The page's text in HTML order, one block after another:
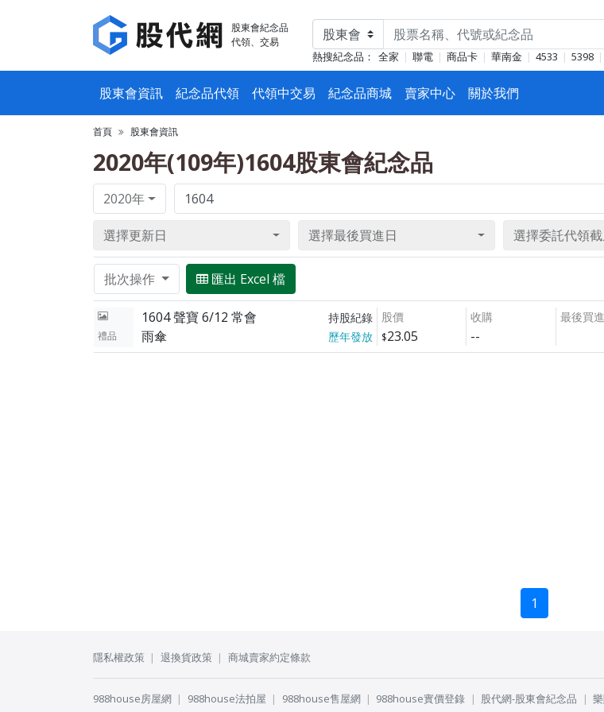
股東會紀念品
代領、交易
熱搜紀念品： 全家 聯電 商品卡 華南金 4533 5398
股東會資訊 紀念品代領 代領中交易 紀念品商城 賣家中心 關於我們
首頁 股東會資訊
2020年(109年)1604股東會紀念品
2020年
選擇更新日 選擇最後買進日 選擇委託代領
批次操作 匯出 Excel 檔
禮品
1604 聲寶 6/12 常會 持股紀錄
雨傘 歷年發放
股價
23.05
收購
--
最後買
1
隱私權政策 退換貨政策 商城賣家約定條款
988house房屋網 988house法拍屋 988house售屋網 988house實價登錄 股代網-股東會紀念品